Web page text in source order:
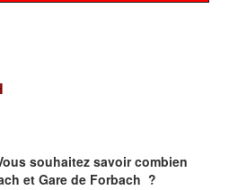
souhaitez savoircombien
et Gare de Forbach ?